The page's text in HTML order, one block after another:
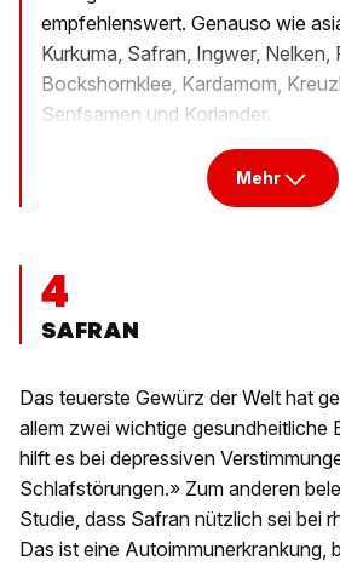
empfehlenswert. Genauso wie
Kurkuma, Safran, Ingwer, Nelken,
Bockshornklee, Kardamom,
Senfsamen und Koriander.
Mehr
4
SAFRAN
Das teuerste Gewürz der Welt hat
allem zwei wichtige gesundheitliche
hilft es bei depressiven
Schlafstörungen.» Zum anderen
Studie, dass Safran nützlich sei bei
Das ist eine Autoimmunerkrankung,